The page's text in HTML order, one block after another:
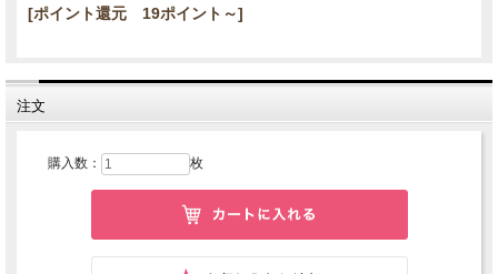
[ポイント還元 19ポイント～]
注文
購入数： 枚